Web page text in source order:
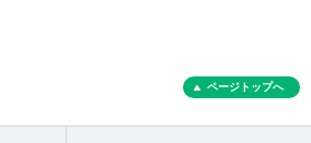
ページトップへ